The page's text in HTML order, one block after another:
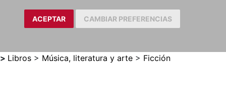
ACEPTAR CAMBIAR PREFERENCIAS
> Libros > Música, literatura y arte > Ficción